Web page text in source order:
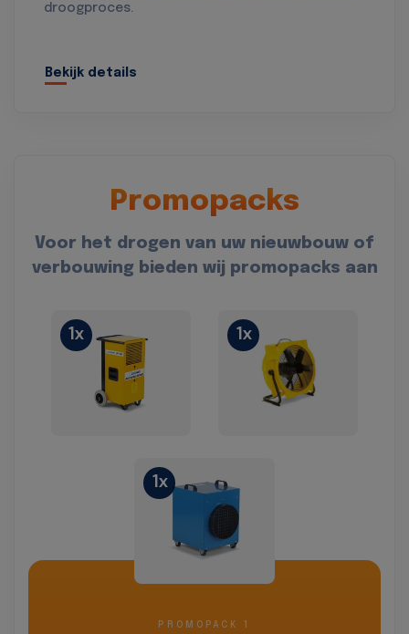
droogproces.
Bekijk details
Promopacks
Voor het drogen van uw nieuwbouw of
verbouwing bieden wij promopacks aan
1x 1x
1x
PROMOPACK 1